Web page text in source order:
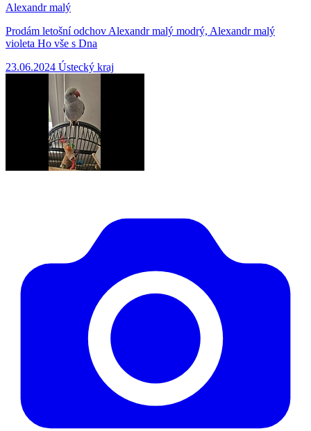
Alexandr malý
Prodám letošní odchov Alexandr malý modrý, Alexandr malý
violeta Ho vše s Dna
23.06.2024 Ústecký kraj